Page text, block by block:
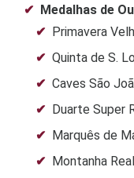
Medalhas de
Primavera
Quinta de S.
Caves São
Duarte Super
Marquês de
Montanha